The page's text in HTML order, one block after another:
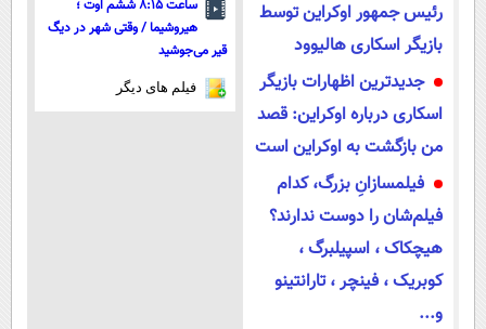
رئیس جمهور اوکراین توسط
بازیگر اسکاری هالیوود
جدیدترین اظهارات بازیگر
اسکاری درباره اوکراین: قصد
من بازگشت به اوکراین است
فیلمسازانِ بزرگ، کدام
فیلم‌شان را دوست ندارند؟
هیچکاک ، اسپیلبرگ ،
کوبریک ، فینچر ، تارانتینو
و...
ساعت ۸:۱۵ ششم اوت ؛
هیروشیما / وقتی شهر در دیگ
قیر می‌جوشید
فیلم های دیگر